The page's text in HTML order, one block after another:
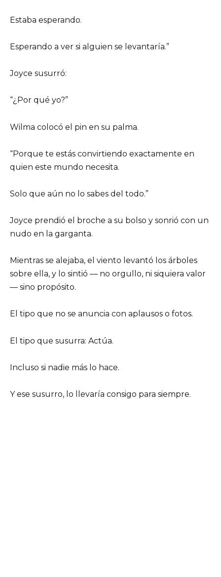
Estaba esperando.
Esperando a ver si alguien se levantaría.”
Joyce susurró:
“¿Por qué yo?”
Wilma colocó el pin en su palma.
“Porque te estás convirtiendo exactamente en
quien este mundo necesita.
Solo que aún no lo sabes del todo.”
Joyce prendió el broche a su bolso y sonrió con un
nudo en la garganta.
Mientras se alejaba, el viento levantó los árboles
sobre ella, y lo sintió — no orgullo, ni siquiera valor
— sino propósito.
El tipo que no se anuncia con aplausos o fotos.
El tipo que susurra: Actúa.
Incluso si nadie más lo hace.
Y ese susurro, lo llevaría consigo para siempre.